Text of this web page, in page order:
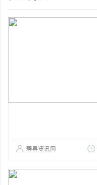
寿县资讯网